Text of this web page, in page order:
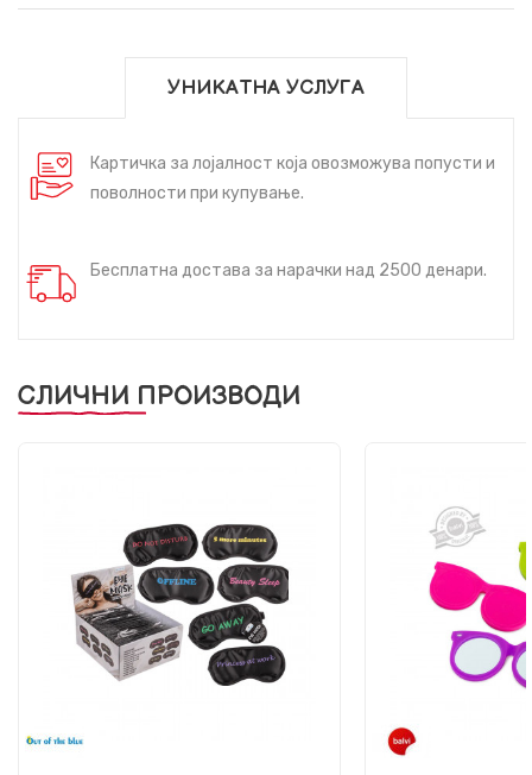
УНИКАТНА УСЛУГА
Картичка за лојалност која овозможува попусти и
поволности при купување.
Бесплатна достава за нарачки над 2500 денари.
СЛИЧНИ ПРОИЗВОДИ